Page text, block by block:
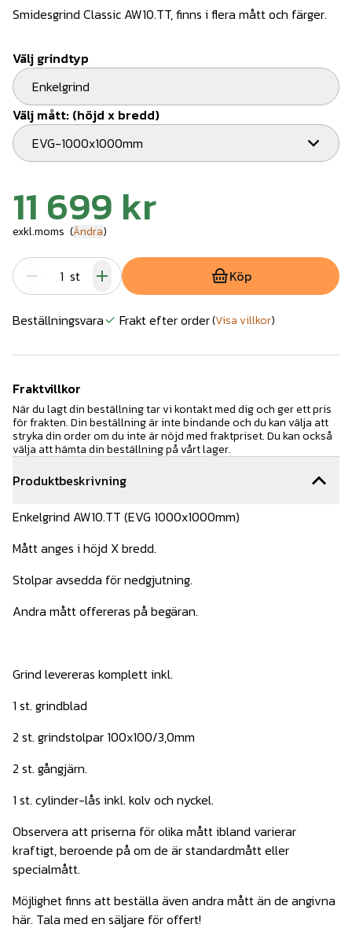
Produktbeskrivning
Enkelgrind AW10.TT (EVG 1000x1000mm)
Mått anges i höjd X bredd.
Stolpar avsedda för nedgjutning.
Andra mått offereras på begäran.
Grind levereras komplett inkl.
1 st. grindblad
2 st. grindstolpar 100x100/3,0mm
2 st. gångjärn.
1 st. cylinder-lås inkl. kolv och nyckel.
Observera att priserna för olika mått ibland varierar
kraftigt, beroende på om de är standardmått eller
specialmått.
Möjlighet finns att beställa även andra mått än de angivna
här. Tala med en säljare för offert!
Smidesgrind Classic AW10.TT, finns i flera mått och färger.
Välj grindtyp
Enkelgrind
Välj mått: (höjd x bredd)
EVG-1000x1000mm
11 699 kr
exkl.moms (Ändra)
st Köp
Beställningsvara Frakt efter order(Visa villkor)
Fraktvillkor
När du lagt din beställning tar vi kontakt med dig och ger ett pris
för frakten. Din beställning är inte bindande och du kan välja att
stryka din order om du inte är nöjd med fraktpriset. Du kan också
välja att hämta din beställning på vårt lager.